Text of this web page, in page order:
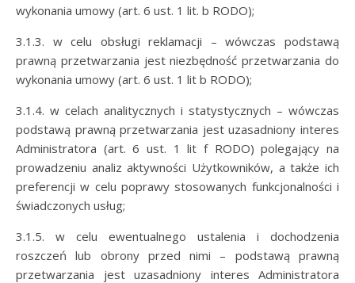
wykonania umowy (art. 6 ust. 1 lit. b RODO);
3.1.3. w celu obsługi reklamacji – wówczas podstawą
prawną przetwarzania jest niezbędność przetwarzania do
wykonania umowy (art. 6 ust. 1 lit b RODO);
3.1.4. w celach analitycznych i statystycznych – wówczas
podstawą prawną przetwarzania jest uzasadniony interes
Administratora (art. 6 ust. 1 lit f RODO) polegający na
prowadzeniu analiz aktywności Użytkowników, a także ich
preferencji w celu poprawy stosowanych funkcjonalności i
świadczonych usług;
3.1.5. w celu ewentualnego ustalenia i dochodzenia
roszczeń lub obrony przed nimi – podstawą prawną
przetwarzania jest uzasadniony interes Administratora